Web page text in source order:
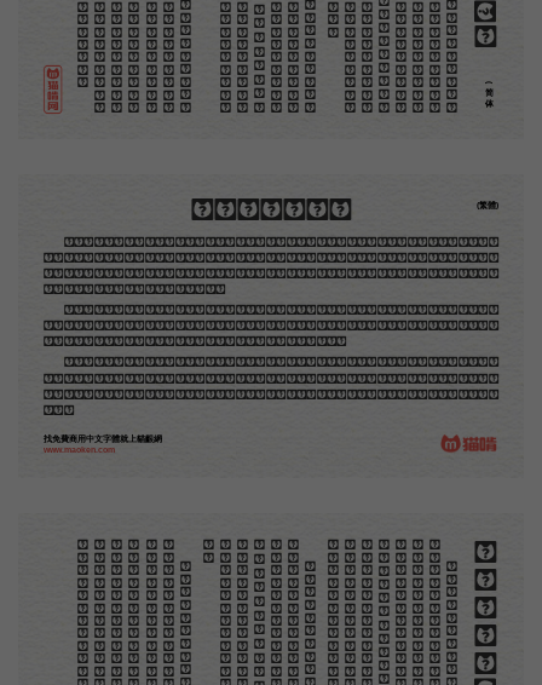
(简体)
木刻創作法·序
地不問東西，凡木刻的圖版，向來是畫管畫，刻管刻，印管印的。中國用得最早，而照例也久經衰
退；清光緒中，英人傅蘭雅氏編印《格致彙編》，插圖就已非中國刻工所能刻，精細的必需由英國運了
圖版來。那就是所謂「木口木刻」，也即「複製木刻」，和用在編給印度人讀的英文書，後來也就移給
中國人讀的英文書上的插畫，是同類的。
那時我還是一個兒童，見了這些圖，便震驚於它的精工活潑，當作寶貝看。到近幾年，才知道西洋
還有一種由畫家一手造成的版畫，也就是原畫，倘用木版，便叫作「創作木刻」，是藝術家直接的創作
品，毫不假手於刻者和印者的。現在我們所要紹介的，便是這一種。
但是至今沒有一本講說木刻的書，這才是第一本。雖然稍簡略，卻已經給了讀者一個大意。由此發
展下去，路是廣大得很。題材會豐富起來的，技藝也會精煉起來的，採取新法，加以中國舊日之所長，
還有開出一條新的路徑來的希望。那時作者各將自己的本領和心得，貢獻出來，中國的木刻界就會發生
光焰。
(繁體)
找免費商用中文字體就上貓齦網
www.maoken.com
木刻創作法·序
。
。